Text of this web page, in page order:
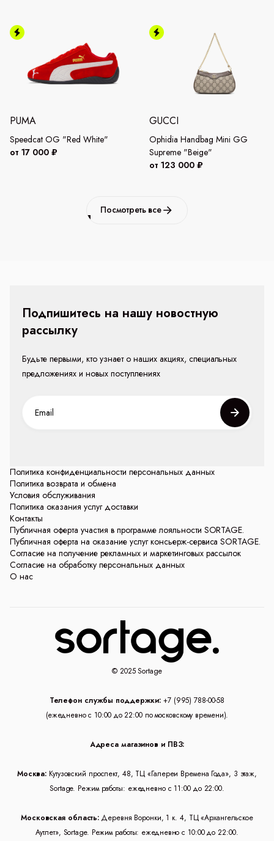
PUMA
Speedcat OG "Red White"
от 17 000 ₽
GUCCI
Ophidia Handbag Mini GG
Supreme "Beige"
от 123 000 ₽
Посмотреть все
Политика конфиденциальности персональных данных
Политика возврата и обмена
Условия обслуживания
Политика оказания услуг доставки
Контакты
Публичная оферта участия в программе лояльности SORTAGE.
Публичная оферта на оказание услуг консьерж-сервиса SORTAGE.
Согласие на получение рекламных и маркетинговых рассылок
Согласие на обработку персональных данных
О нас
Подпишитесь на нашу новостную
рассылку
Будьте первыми, кто узнает о наших акциях, специальных
предложениях и новых поступлениях
© 2025 Sortage
Телефон службы поддержки: +7 (995) 788-00-58
(ежедневно с 10:00 до 22:00 по московскому времени).
Адреса магазинов и ПВЗ:
Москва: Кутузовский проспект, 48, ТЦ «Галереи Времена Года», 3 этаж,
Sortage. Режим работы: ежедневно с 11:00 до 22:00.
Московская область: Деревня Воронки, 1 к. 4, ТЦ «Архангельское
Аутлет», Sortage. Режим работы: ежедневно с 10:00 до 22:00.